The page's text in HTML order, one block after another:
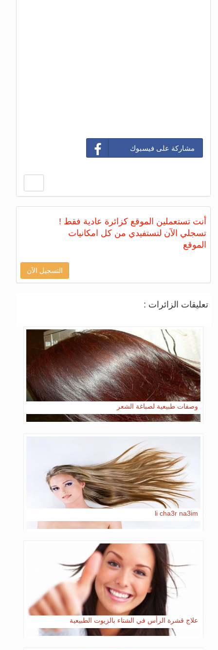
مشاركة على فيسبوك
أنت تستعملين الموقع كزائرة عادية فقط !
تسجلي الآن لتستفيدي من كل امكانيات
الموقع
التسجيل الآن
تعليقات الزائرات :
وصفات طبيعية لصباغة الشعر
li cha3r na3im
علاج قشرة الرأس في الشتاء بالزيوت الطبيعية